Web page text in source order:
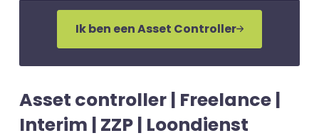
Ik ben een Asset Controller
Asset controller | Freelance |
Interim | ZZP | Loondienst